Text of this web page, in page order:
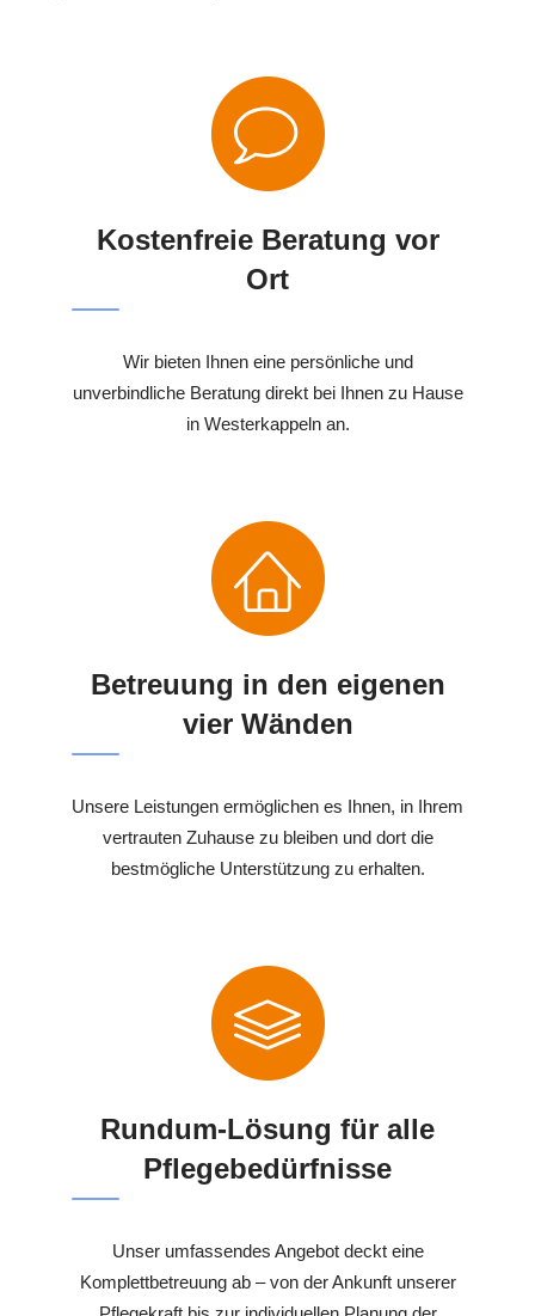
Kostenfreie Beratung vor
Ort
Wir bieten Ihnen eine persönliche und
unverbindliche Beratung direkt bei Ihnen zu Hause
in Westerkappeln an.
Betreuung in den eigenen
vier Wänden
Unsere Leistungen ermöglichen es Ihnen, in Ihrem
vertrauten Zuhause zu bleiben und dort die
bestmögliche Unterstützung zu erhalten.
Rundum-Lösung für alle
Pflegebedürfnisse
Unser umfassendes Angebot deckt eine
Komplettbetreuung ab – von der Ankunft unserer